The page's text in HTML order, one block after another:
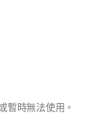
暫時無法使用。